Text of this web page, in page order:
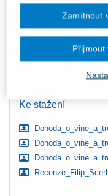
Upozorňujeme, že
důvodů nemůžeme
zaslány dodatečně
Ke stažení
Zamítnout
Přijmout